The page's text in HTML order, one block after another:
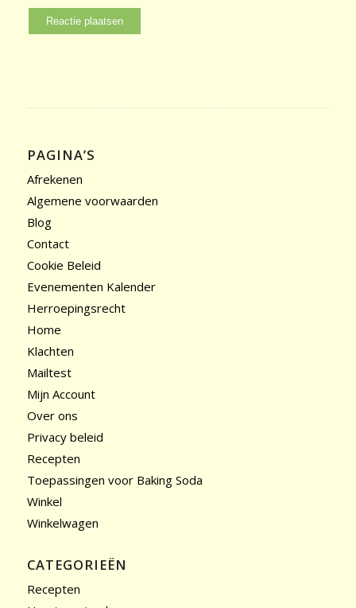
PAGINA’S
Afrekenen
Algemene voorwaarden
Blog
Contact
Cookie Beleid
Evenementen Kalender
Herroepingsrecht
Home
Klachten
Mailtest
Mijn Account
Over ons
Privacy beleid
Recepten
Toepassingen voor Baking Soda
Winkel
Winkelwagen
CATEGORIEËN
Recepten